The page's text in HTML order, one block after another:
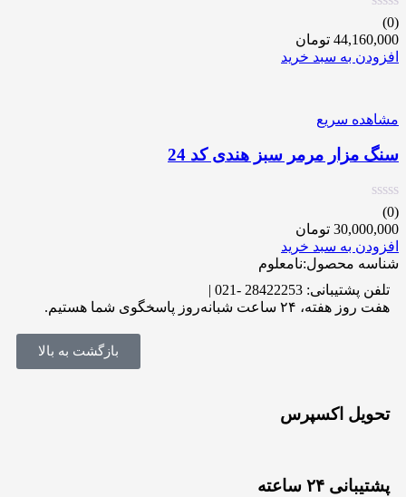
(0)
44,160,000 تومان
افزودن به سبد خرید
مشاهده سریع
سنگ مزار مرمر سبز هندی کد 24
(0)
30,000,000 تومان
افزودن به سبد خرید
شناسه محصول:نامعلوم
تلفن پشتیبانی: 28422253 -021 |
هفت روز هفته، ۲۴ ساعت شبانه‌روز پاسخگوی شما هستیم.
بازگشت به بالا
تحویل اکسپرس
پشتیبانی ۲۴ ساعته